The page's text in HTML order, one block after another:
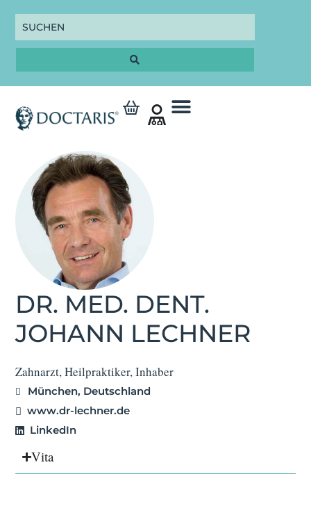
DR. MED. DENT.
JOHANN LECHNER
Zahnarzt, Heilpraktiker, Inhaber
München, Deutschland
www.dr-lechner.de
LinkedIn
Vita